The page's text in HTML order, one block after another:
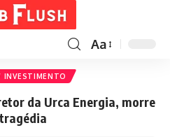
Aa
INVESTIMENTO
da Urca Energia, morre